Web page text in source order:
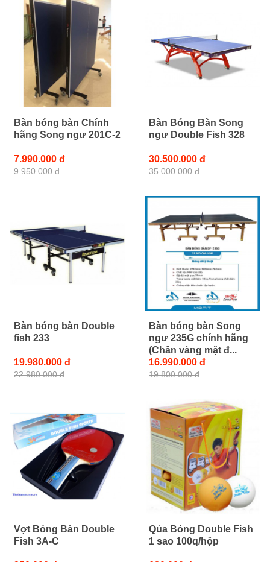
Bàn bóng bàn Chính
hãng Song ngư 201C-2
7.990.000 đ
9.950.000 đ
Bàn Bóng Bàn Song
ngư Double Fish 328
30.500.000 đ
35.000.000 đ
Bàn bóng bàn Double
fish 233
19.980.000 đ
22.980.000 đ
Bàn bóng bàn Song
ngư 235G chính hãng
(Chân vàng mặt đ...
16.990.000 đ
19.800.000 đ
Vợt Bóng Bàn Double
Fish 3A-C
Qủa Bóng Double Fish
1 sao 100q/hộp